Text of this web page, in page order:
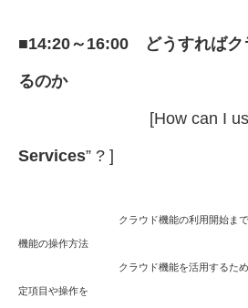
■14:20～16:00 どうすればク
るのか
[How can I use
Services” ? ]
クラウド機能の利用開始までのステ
機能の操作方法
クラウド機能を活用するために必要
定項目や操作を